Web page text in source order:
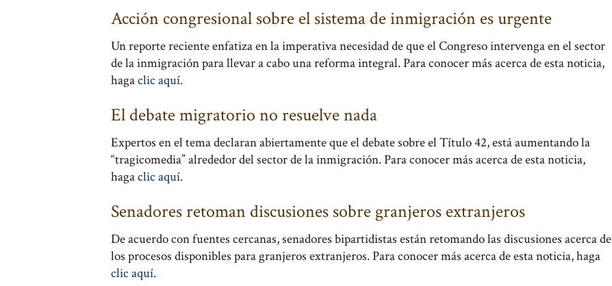
Acción congresional sobre el sistema de inmigración es urgente
Un reporte reciente enfatiza en la imperativa necesidad de que el Congreso intervenga en el sector
de la inmigración para llevar a cabo una reforma integral. Para conocer más acerca de esta noticia,
hagaclic aquí.
El debate migratorio no resuelve nada
Expertos en el tema declaran abiertamente que el debate sobre el Título 42, está aumentando la
“tragicomedia” alrededor del sector de la inmigración. Para conocer más acerca de esta noticia,
hagaclic aquí.
Senadores retoman discusiones sobre granjeros extranjeros
De acuerdo con fuentes cercanas, senadores bipartidistas están retomando las discusiones acerca de
los procesos disponibles para granjeros extranjeros. Para conocer más acerca de esta noticia, haga
clic aquí.